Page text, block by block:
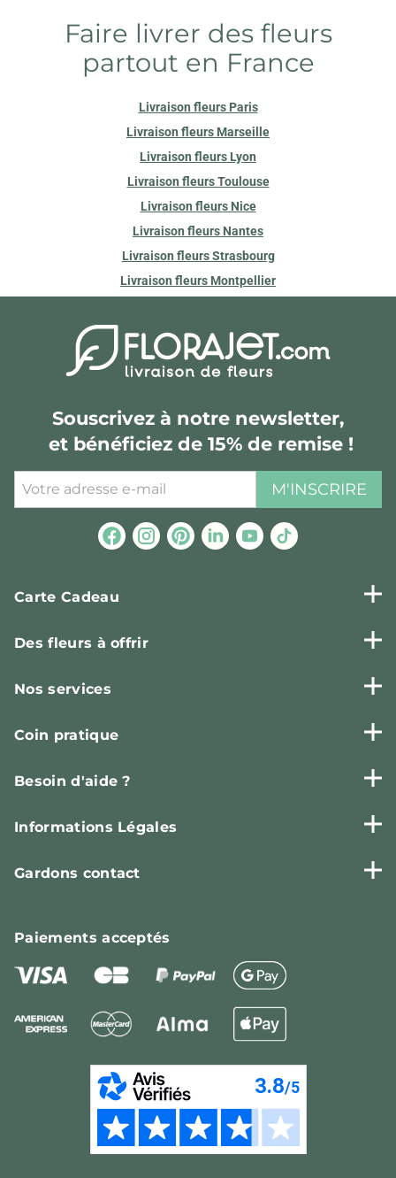
Faire livrer des fleurs
partout en France
Livraison fleurs Paris
Livraison fleurs Marseille
Livraison fleurs Lyon
Livraison fleurs Toulouse
Livraison fleurs Nice
Livraison fleurs Nantes
Livraison fleurs Strasbourg
Livraison fleurs Montpellier
Souscrivez à notre newsletter,
et bénéficiez de 15% de remise !
M'INSCRIRE
Carte Cadeau
Des fleurs à offrir
Nos services
Coin pratique
Besoin d'aide ?
Informations Légales
Gardons contact
Paiementsacceptés